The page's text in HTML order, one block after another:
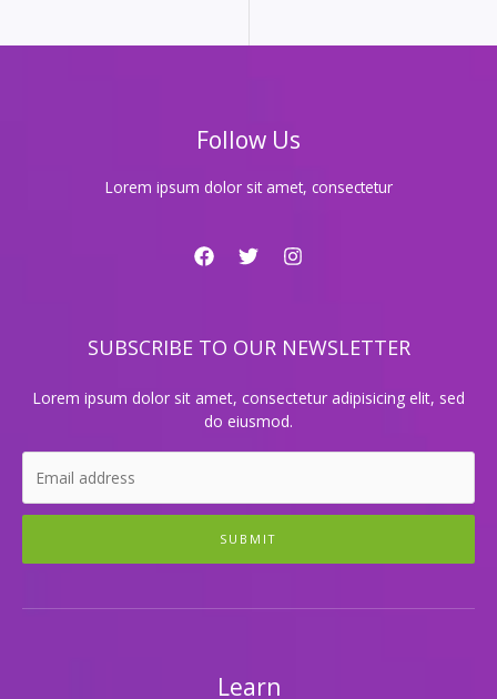
힐
Follow Us
Lorem ipsum dolor sit amet, consectetur
SUBSCRIBE TO OUR NEWSLETTER
Lorem ipsum dolor sit amet, consectetur adipisicing elit, sed
do eiusmod.
SUBMIT
Learn